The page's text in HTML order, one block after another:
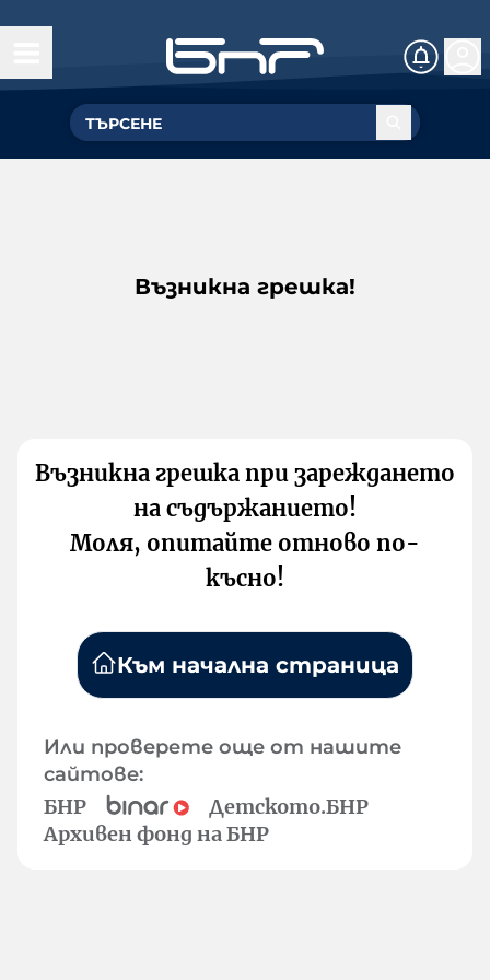
Възникна грешка!
Възникна грешка при зареждането
на съдържанието!
Моля, опитайте отново по-
късно!
Към начална страница
Или проверете още от нашите
сайтове:
БНР
Детското.БНР
Архивен фонд на БНР